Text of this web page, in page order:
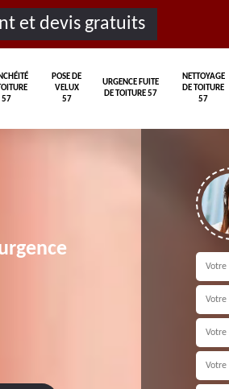
et devis gratuits
57
POSE DE
VELUX
57
URGENCE FUITE
DE TOITURE 57
NETTOYAGE
DE TOITURE
57